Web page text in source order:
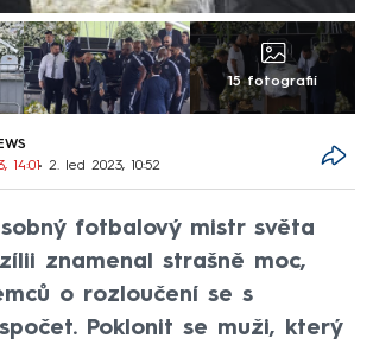
15 fotografií
14:01• 2. led 2023, 10:52
fotbalový mistr světa
znamenal strašně moc,
o rozloučení se s
Poklonit se muži, který